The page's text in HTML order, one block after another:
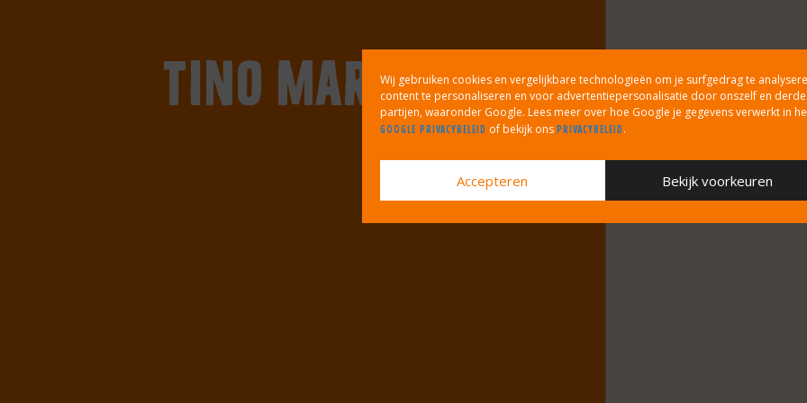
Wij gebruiken cookies en vergelijkbare technologieën om je surfgedrag te
content te personaliseren en voor advertentiepersonalisatie door onszelf en derde
partijen, waaronder Google. Lees meer over hoe Google je gegevens verwerkt in
GOOGLE PRIVACYBELEID of bekijk ons PRIVACYBELEID .
Accepteren Bekijk voorkeuren
Tino Martin